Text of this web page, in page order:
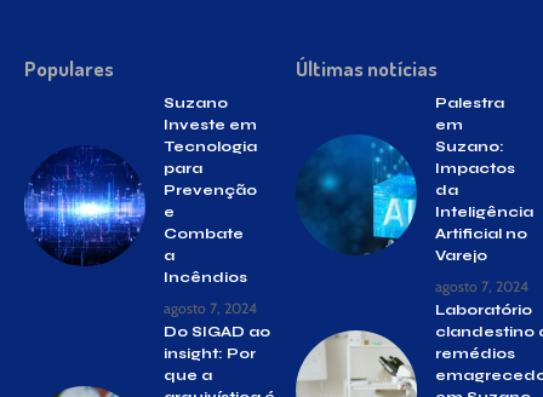
Populares
Suzano
Investe em
Tecnologia
para
Prevenção
e
Combate
a
Incêndios
agosto 7, 2024
Do SIGAD ao
insight: Por
que a
Últimas notícias
Palestra
em
Suzano:
Impactos
da
Inteligência
Artificial no
Varejo
agosto 7, 2024
Laboratório
clandestino
remédios